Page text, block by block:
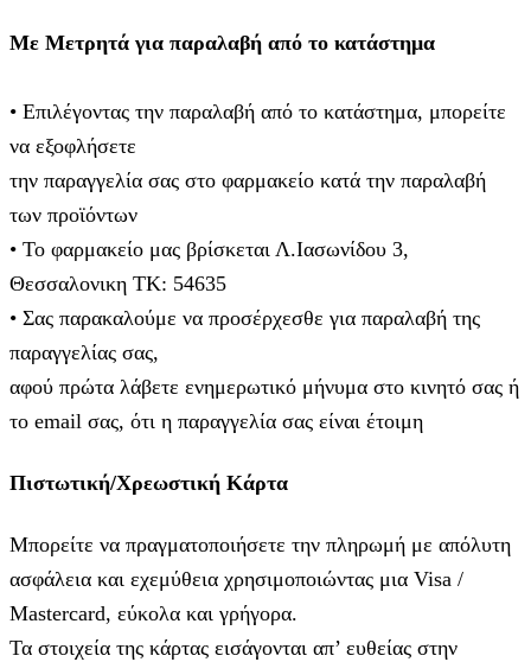
Με Μετρητά για παραλαβή από το κατάστημα
• Επιλέγοντας την παραλαβή από το κατάστημα, μπορείτε
να εξοφλήσετε
την παραγγελία σας στο φαρμακείο κατά την παραλαβή
των προϊόντων
• Το φαρμακείο μας βρίσκεται Λ.Ιασωνίδου 3,
Θεσσαλονικη ΤΚ: 54635
• Σας παρακαλούμε να προσέρχεσθε για παραλαβή της
παραγγελίας σας,
αφού πρώτα λάβετε ενημερωτικό μήνυμα στο κινητό σας ή
το email σας, ότι η παραγγελία σας είναι έτοιμη
Πιστωτική/Χρεωστική Κάρτα
Μπορείτε να πραγματοποιήσετε την πληρωμή με απόλυτη
ασφάλεια και εχεμύθεια χρησιμοποιώντας μια Visa /
Mastercard, εύκολα και γρήγορα.
Τα στοιχεία της κάρτας εισάγoνται απ’ ευθείας στην